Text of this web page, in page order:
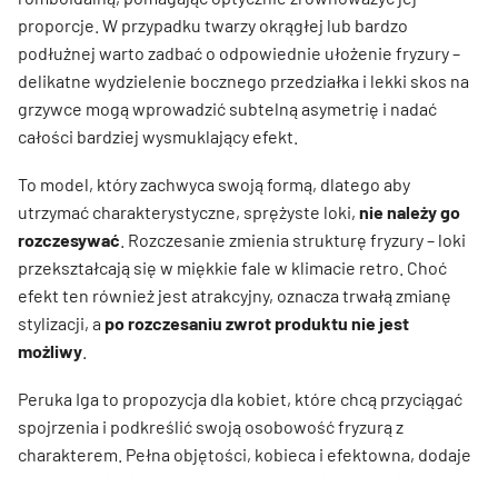
proporcje. W przypadku twarzy okrągłej lub bardzo
podłużnej warto zadbać o odpowiednie ułożenie fryzury –
delikatne wydzielenie bocznego przedziałka i lekki skos na
grzywce mogą wprowadzić subtelną asymetrię i nadać
całości bardziej wysmuklający efekt.
To model, który zachwyca swoją formą, dlatego aby
utrzymać charakterystyczne, sprężyste loki, nie należy go
rozczesywać . Rozczesanie zmienia strukturę fryzury – loki
przekształcają się w miękkie fale w klimacie retro. Choć
efekt ten również jest atrakcyjny, oznacza trwałą zmianę
stylizacji, a po rozczesaniu zwrot produktu nie jest
możliwy
Peruka Iga to propozycja dla kobiet, które chcą przyciągać
spojrzenia i podkreślić swoją osobowość fryzurą z
charakterem. Pełna objętości, kobieca i efektowna, dodaje